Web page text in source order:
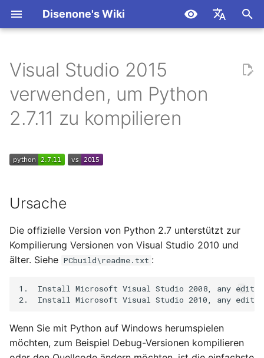
Disenone's Wiki
h
e
i
d
i
n
Zusammenfassung zur
Verarbeitung von
Befehlszeilenparametern in
C/C++
C/C++
Makroprogrammierung
Schreiben Sie einen
Windows.
KCP Quellcode-Analyse
Ursache
Quellcode-Download
Drittanbieter-Modul
Python-Quellcode ändern
Überprüfung ungültiger
Handles
Ende
Grundlagen
Spiel AOI Algorithmus
Analyse und
Leistungsprüfung
UE
Verwenden von
zum Kompilieren von
und UE5
Pfadform zur
des Menüs.
einstellen
UE implementiert
verschiedene Bild
(UTexture2D)
Unity Third-Person
Setup (Part 1)
Unity Dritte-Person-
Kantenerkennung (Edge
Detection)
volumetrische
Light Scattering, Cloud
Gaps Light)
Intro Dokumentation
Blueprint
Get Started
Ollama
Gemini
Tool Call
Funktionsknoten
Get Started
CllamaServer
EditorTool
Get Started
Package
Packen
Changes
Versionsverlauf
Visual Studio 2015
verwenden, um Python
2.7.11 zu kompilieren
Ursache
Die offizielle Version von Python 2.7 unterstützt zur
Kompilierung Versionen von Visual Studio 2010 und
älter. Siehe PCbuild\readme.txt :
1.  Install Microsoft Visual Studio 2008, any
Wenn Sie mit Python auf Windows herumspielen
möchten, zum Beispiel Debug-Versionen kompilieren